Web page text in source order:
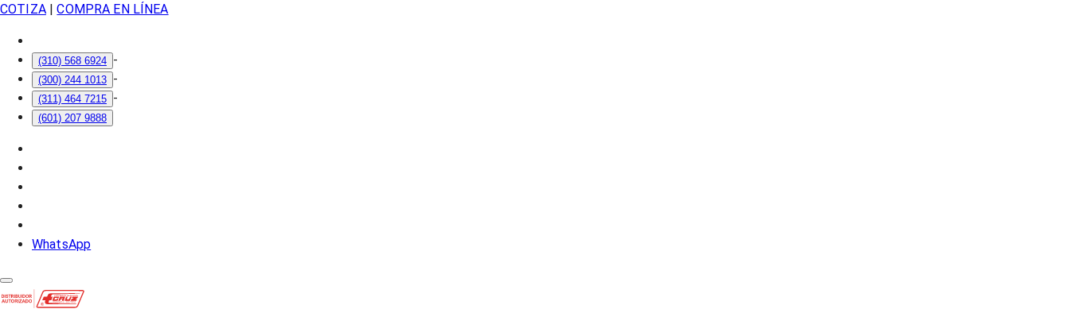
COTIZA| COMPRA EN LÍNEA
(310) 568 6924 -
(300) 244 1013 -
(311) 464 7215 -
(601) 207 9888
WhatsApp